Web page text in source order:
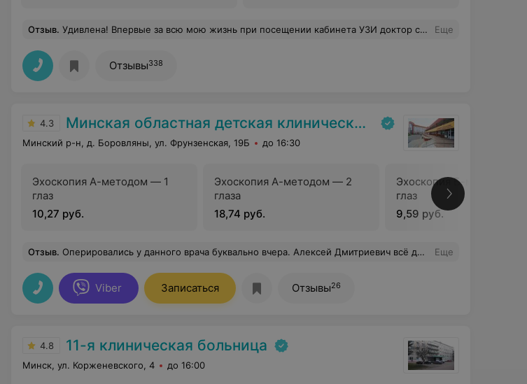
Отзыв. Удивлена! Впервые за всю мою жизнь при посещении кабинета УЗИ доктор спросил о моих болезнях и лекарствах, которые принимаю. Я благодарна Павлу Петровичу за человеческое отношение, за внимание, профессионализм и умение сказать о проблеме, не нагоняя страх на пациента! Спасибо! Дай Бог здоровья и долгих лет жизни уважаемому Доктору! Еще
Отзывы338
4.3 Минская областная детская клиническая больница
Минский р-н, д. Боровляны, ул. Фрунзенская, 19Б до 16:30
Эхоскопия А-методом — 1
глаз
10,27 руб.
Эхоскопия А-методом — 2
глаза
18,74 руб.
Эхоскопия Б-методом — 1
глаз
9,59 руб.
Отзыв. Оперировались у данного врача буквально вчера. Алексей Дмитриевич всё детально объяснил и до, и после операции. Очень спокойный, внимательный. Нам с сыном он понравился. Еще
Viber Записаться Отзывы26
4.8 11-я клиническая больница
Минск, ул. Корженевского, 4 до 16:00